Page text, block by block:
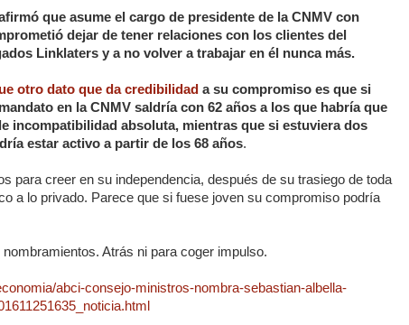
que asume el cargo de presidente de la CNMV con
dejar de tener relaciones con los clientes del
Linklaters y a no volver a trabajar en él nunca más.
otro dato que da credibilidad a su compromiso es que si
en la CNMV saldría con 62 años a los que habría que
incompatibilidad absoluta, mientras que si estuviera dos
estar activo a partir de los 68 años.
para creer en su independencia, después de su trasiego de toda
a lo privado. Parece que si fuese joven su compromiso podría
Atrás ni para coger impulso.
abci-consejo-ministros-nombra-sebastian-albella-